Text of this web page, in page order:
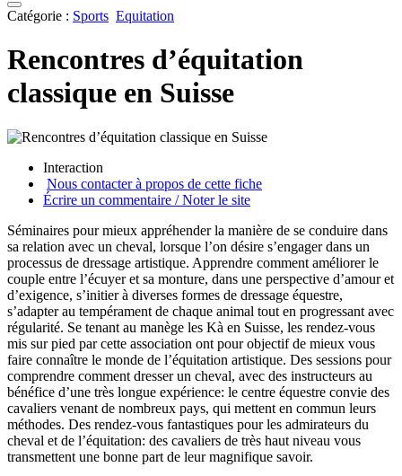
Catégorie : Sports Equitation
Rencontres d’équitation
classique en Suisse
Interaction
Nous contacter à propos de cette fiche
Écrire un commentaire / Noter le site
Séminaires pour mieux appréhender la manière de se conduire dans
sa relation avec un cheval, lorsque l’on désire s’engager dans un
processus de dressage artistique. Apprendre comment améliorer le
couple entre l’écuyer et sa monture, dans une perspective d’amour et
d’exigence, s’initier à diverses formes de dressage équestre,
s’adapter au tempérament de chaque animal tout en progressant avec
régularité. Se tenant au manège les Kà en Suisse, les rendez-vous
mis sur pied par cette association ont pour objectif de mieux vous
faire connaître le monde de l’équitation artistique. Des sessions pour
comprendre comment dresser un cheval, avec des instructeurs au
bénéfice d’une très longue expérience: le centre équestre convie des
cavaliers venant de nombreux pays, qui mettent en commun leurs
méthodes. Des rendez-vous fantastiques pour les admirateurs du
cheval et de l’équitation: des cavaliers de très haut niveau vous
transmettent une bonne part de leur magnifique savoir.